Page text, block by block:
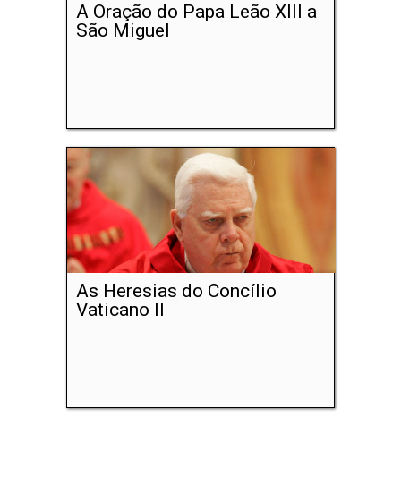
A Oração do Papa Leão XIII a
São Miguel
As Heresias do Concílio
Vaticano II